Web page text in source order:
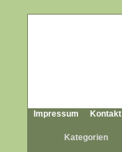
Impressum Kontakt
Kategorien